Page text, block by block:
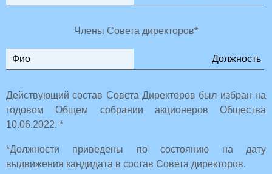
Члены Совета директоров*
Фио Должность
Действующий состав Совета Директоров был избран на
годовом Общем собрании акционеров Общества
10.06.2022. *
*Должности приведены по состоянию на дату
выдвижения кандидата в состав Совета директоров.